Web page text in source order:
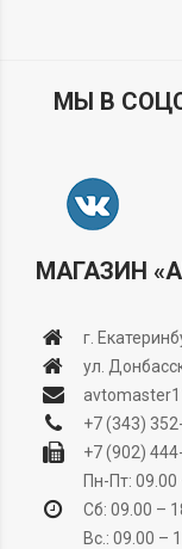
МЫ В
МАГАЗИН
г.
ул.
+7 (343)
+7 (902)
Пн-Пт: 09.00
Сб: 09.00 –
Вс.: 09.00 –